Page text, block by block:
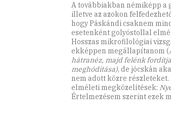
A továbbiakban némiképp a
illetve az azokon
hogy Páskándi csaknem
esetenként golyóstollal
Hosszas mikrofilológiai
ekképpen megállapítanom (
hátranéz, majd felénk
meghódítása), de jócskán
nem adott közre
elméleti megközelítések:
Értelmezésem szerint ezek